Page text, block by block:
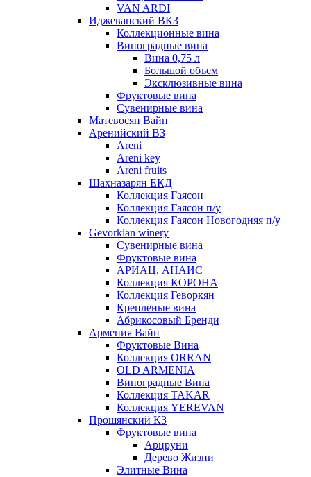
VAN ARDI
Иджеванский ВКЗ
Коллекционные вина
Виноградные вина
Вина 0,75 л
Большой объем
Эксклюзивные вина
Фруктовые вина
Cувенирные вина
Матевосян Вайн
Аренийский ВЗ
Areni
Areni key
Areni fruits
Шахназарян ЕКД
Коллекция Гаясон
Коллекция Гаясон п/у
Коллекция Гаясон Новогодняя п/у
Gevorkian winery
Сувенирные вина
Фруктовые вина
АРИАЦ. АНАИС
Коллекция КОРОНА
Коллекция Геворкян
Крепленые вина
Абрикосовый Бренди
Армения Вайн
Фруктовые Вина
Коллекция ORRAN
OLD ARMENIA
Виноградные Вина
Коллекция TAKAR
Коллекция YEREVAN
Прошянский КЗ
Фруктовые вина
Арцруни
Дерево Жизни
Элитные Вина